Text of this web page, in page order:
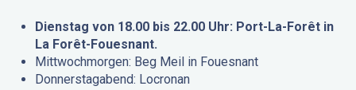
Dienstag von 18.00 bis 22.00 Uhr: Port-La-Forêt in
La Forêt-Fouesnant.
Mittwochmorgen: Beg Meil in Fouesnant
Donnerstagabend: Locronan